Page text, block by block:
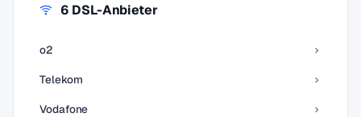
6 DSL-Anbieter
o2
Telekom
Vodafone